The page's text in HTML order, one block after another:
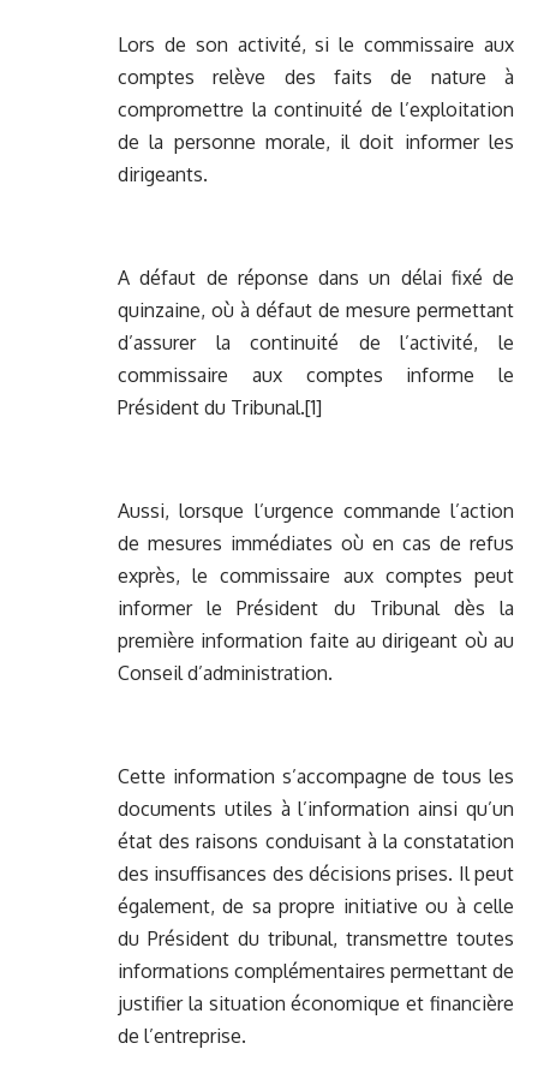
Lors de son activité, si le commissaire aux
comptes relève des faits de nature à
compromettre la continuité de l’exploitation
de la personne morale, il doit informer les
dirigeants.
A défaut de réponse dans un délai fixé de
quinzaine, où à défaut de mesure permettant
d’assurer la continuité de l’activité, le
commissaire aux comptes informe le
Président du Tribunal.[1]
Aussi, lorsque l’urgence commande l’action
de mesures immédiates où en cas de refus
exprès, le commissaire aux comptes peut
informer le Président du Tribunal dès la
première information faite au dirigeant où au
Conseil d’administration.
Cette information s’accompagne de tous les
documents utiles à l’information ainsi qu’un
état des raisons conduisant à la constatation
des insuffisances des décisions prises. Il peut
également, de sa propre initiative ou à celle
du Président du tribunal, transmettre toutes
informations complémentaires permettant de
justifier la situation économique et financière
de l’entreprise.